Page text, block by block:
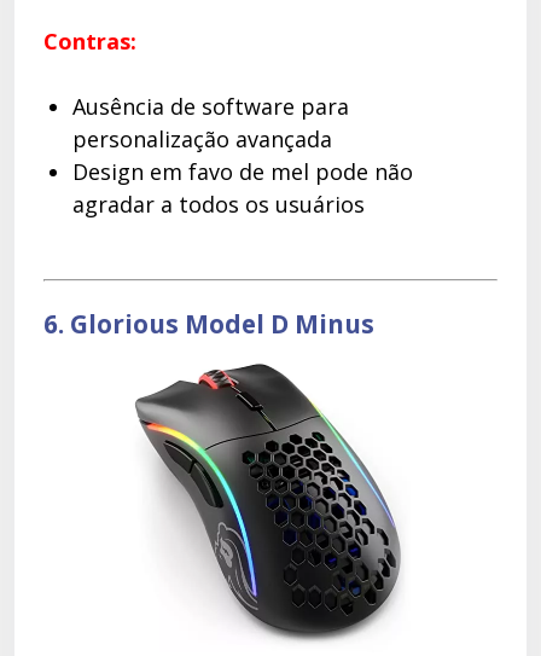
Contras:
Ausência de software para
personalização avançada
Design em favo de mel pode não
agradar a todos os usuários
6. Glorious Model D Minus